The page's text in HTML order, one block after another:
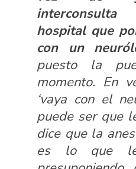
hospital que
con un
puesto la
momento. En
‘vaya con el
puede ser que
dice que la
es lo que